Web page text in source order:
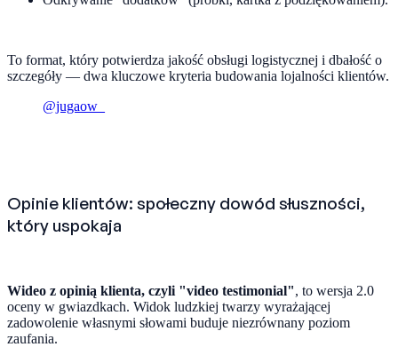
To format, który potwierdza jakość obsługi logistycznej i dbałość o
szczegóły — dwa kluczowe kryteria budowania lojalności klientów.
@jugaow_
Opinie klientów: społeczny dowód słuszności,
który uspokaja
Wideo z opinią klienta, czyli "video testimonial", to wersja 2.0
oceny w gwiazdkach. Widok ludzkiej twarzy wyrażającej
zadowolenie własnymi słowami buduje niezrównany poziom
zaufania.